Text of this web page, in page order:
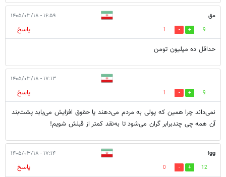
مق ۱۶:۵۹ - ۱۴۰۵/۰۳/۱۸
9
1
پاسخ
حداقل ده میلیون تومن
۱۷:۱۳ - ۱۴۰۵/۰۳/۱۸
9
1
پاسخ
نمی‌داند چرا همین که پولی به مردم می‌دهند یا حقوق افزایش می‌یابد پشت‌بند
آن همه چی چندبرابر گران می‌شود تا به‌نقد کمتر از قبلش شویم!
fgg ۱۷:۱۴ - ۱۴۰۵/۰۳/۱۸
12
0
پاسخ